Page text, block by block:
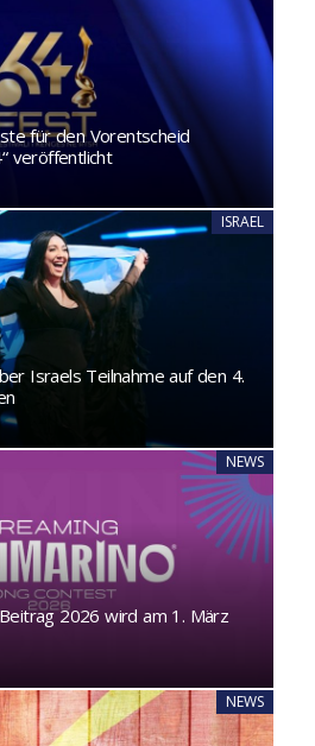
für den Vorentscheid
veröffentlicht
ISRAEL
Israels Teilnahme auf den 4.
NEWS
2026 wird am 1. März
NEWS